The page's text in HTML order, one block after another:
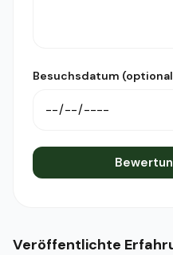
Besuchsdatum
Veröffentlichte